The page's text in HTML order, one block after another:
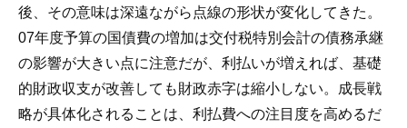
後、その意味は深遠ながら点線の形状が変化してきた。
07年度予算の国債費の増加は交付税特別会計の債務承継
の影響が大きい点に注意だが、利払いが増えれば、基礎
的財政収支が改善しても財政赤字は縮小しない。成長戦
略が具体化されることは、利払費への注目度を高めるだ